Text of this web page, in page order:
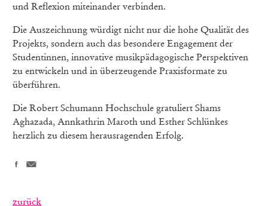
und Reflexion miteinander verbinden.
Die Auszeichnung würdigt nicht nur die hohe Qualität des
Projekts, sondern auch das besondere Engagement der
Studentinnen, innovative musikpädagogische Perspektiven
zu entwickeln und in überzeugende Praxisformate zu
überführen.
Die Robert Schumann Hochschule gratuliert Shams
Aghazada, Annkathrin Maroth und Esther Schlünkes
herzlich zu diesem herausragenden Erfolg.
zurück